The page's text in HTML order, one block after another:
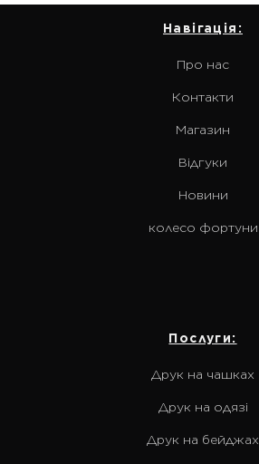
Навігація:
Про нас
Контакти
Магазин
Відгуки
Новини
колесо фортуни
Послуги:
Друк на чашках
Друк на одязі
Друк на бейджах